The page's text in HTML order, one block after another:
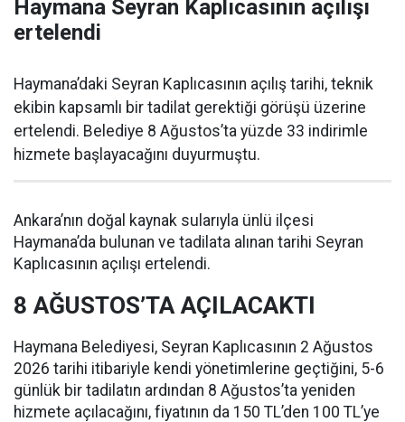
Haymana Seyran Kaplıcasının açılışı
ertelendi
Haymana’daki Seyran Kaplıcasının açılış tarihi, teknik
ekibin kapsamlı bir tadilat gerektiği görüşü üzerine
ertelendi. Belediye 8 Ağustos’ta yüzde 33 indirimle
hizmete başlayacağını duyurmuştu.
Ankara’nın doğal kaynak sularıyla ünlü ilçesi
Haymana’da bulunan ve tadilata alınan tarihi Seyran
Kaplıcasının açılışı ertelendi.
8 AĞUSTOS’TA AÇILACAKTI
Haymana Belediyesi, Seyran Kaplıcasının 2 Ağustos
2026 tarihi itibariyle kendi yönetimlerine geçtiğini, 5-6
günlük bir tadilatın ardından 8 Ağustos’ta yeniden
hizmete açılacağını, fiyatının da 150 TL’den 100 TL’ye